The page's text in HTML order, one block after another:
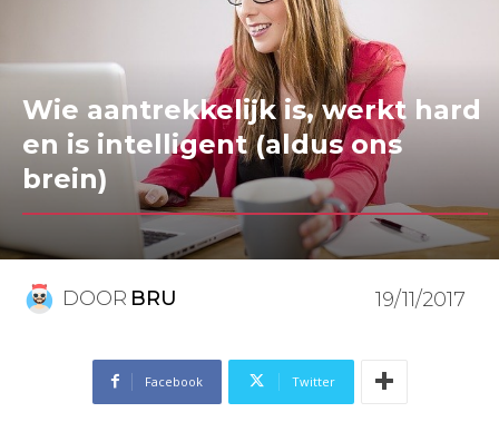
Wie aantrekkelijk is, werkt hard
en is intelligent (aldus ons
brein)
DOOR BRU 19/11/2017
Facebook Twitter